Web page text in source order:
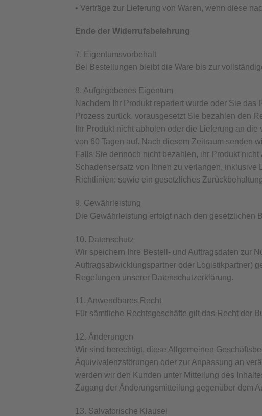
• Verträge zur Lieferung von Waren, wenn diese
Ende der Widerrufsbelehrung
7. Eigentumsvorbehalt
Bei Bestellungen bleibt die Ware bis zur
8. Aufgegebenes Eigentum
Nachdem Ihr Produkt repariert wurde oder Sie
Prozess zurück, vorausgesetzt Sie bezahlen den
Ihr Produkt nicht abholen oder die Lieferung an
von 60 Tagen auf. Nach diesem Zeitraum senden
Falls Sie dennoch nicht bezahlen, ihr Produkt
Schadensersatz von Ihnen zu verlangen, inklusive
Richtlinien; sowie ein gesetzliches
9. Gewährleistung
Die Gewährleistung erfolgt nach den gesetzlichen
10. Datenschutz
Wir speichern Ihre Bestell- und Auftragsdaten zur
Auftragsabwicklungspartner oder Logistikpartner)
Regelungen unserer Datenschutzerklärung.
11. Anwendbares Recht
Für sämtliche Rechtsgeschäfte gilt das Recht der
12. Änderungen
Wir sind berechtigt, diese Allgemeinen
Äquivivalenzstörungen oder zur Anpassung an
werden wir den Kunden unter Mitteilung des
Zugang der Änderungsmitteilung gegenüber dem
13. Salvatorische Klausel